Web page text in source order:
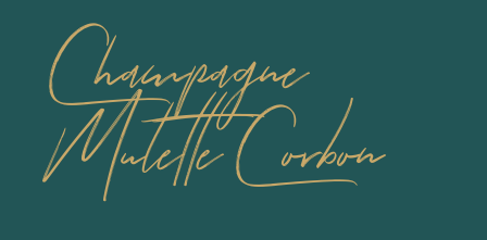
Champagne
Mulette Corbon